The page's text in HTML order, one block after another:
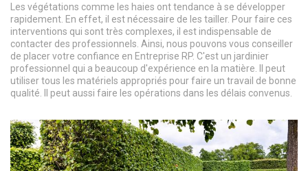
Les végétations comme les haies ont tendance à se développer
rapidement. En effet, il est nécessaire de les tailler. Pour faire ces
interventions qui sont très complexes, il est indispensable de
contacter des professionnels. Ainsi, nous pouvons vous conseiller
de placer votre confiance en Entreprise RP. C'est un jardinier
professionnel qui a beaucoup d'expérience en la matière. Il peut
utiliser tous les matériels appropriés pour faire un travail de bonne
qualité. Il peut aussi faire les opérations dans les délais convenus.